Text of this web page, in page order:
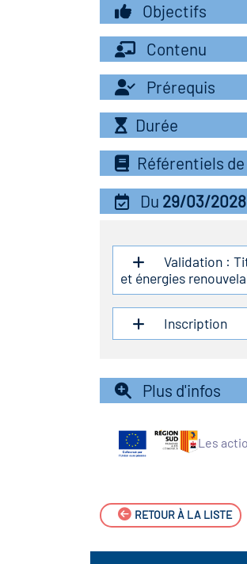
Objectifs
Contenu
Prérequis
Durée
Référentiels
Du 29/03/2028
Validation :
et énergies
Inscription
Plus d'infos
Les
RETOUR À LA LISTE